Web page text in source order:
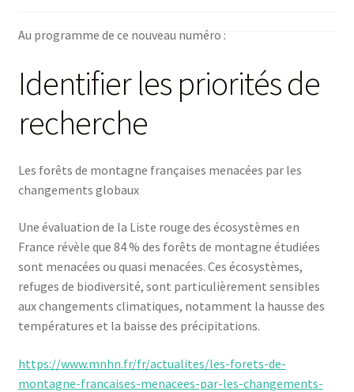
Au programme de ce nouveau numéro :
Identifier les priorités de
recherche
Les forêts de montagne françaises menacées par les
changements globaux
Une évaluation de la Liste rouge des écosystèmes en
France révèle que 84 % des forêts de montagne étudiées
sont menacées ou quasi menacées. Ces écosystèmes,
refuges de biodiversité, sont particulièrement sensibles
aux changements climatiques, notamment la hausse des
températures et la baisse des précipitations.
https://www.mnhn.fr/fr/actualites/les-forets-de-
montagne-francaises-menacees-par-les-changements-